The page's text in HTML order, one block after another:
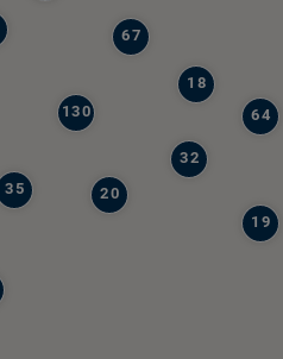
64
67
130
35
19
18
32
20